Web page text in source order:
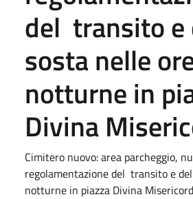
del transito e
sosta nelle
notturne in
Divina
Cimitero nuovo: area parcheggio,
regolamentazione del transito e
notturne in piazza Divina